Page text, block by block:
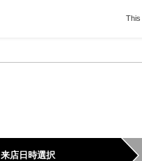
来店日時選択
This